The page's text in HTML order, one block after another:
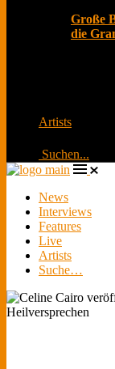
Große
die
Artists
Suchen...
News
Interviews
Features
Live
Artists
Suche…